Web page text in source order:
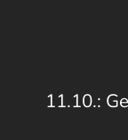
11.10.: